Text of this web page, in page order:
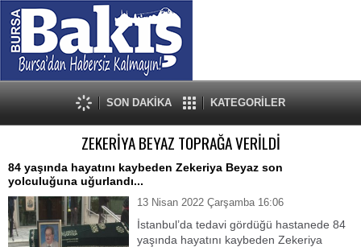
SON DAKİKA KATEGORİLER
ZEKERİYA BEYAZ TOPRAĞA VERİLDİ
84 yaşında hayatını kaybeden Zekeriya Beyaz son
yolculuğuna uğurlandı...
13 Nisan 2022 Çarşamba 16:06
İstanbul’da tedavi gördüğü hastanede 84
yaşında hayatını kaybeden Zekeriya